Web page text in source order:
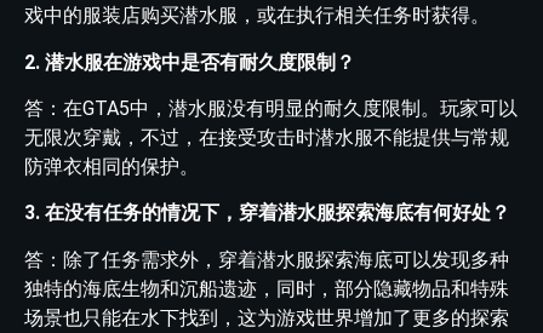
戏中的服装店购买潜水服，或在执行相关任务时获得。
2. 潜水服在游戏中是否有耐久度限制？
答：在GTA5中，潜水服没有明显的耐久度限制。玩家可以
无限次穿戴，不过，在接受攻击时潜水服不能提供与常规
防弹衣相同的保护。
3. 在没有任务的情况下，穿着潜水服探索海底有何好处？
答：除了任务需求外，穿着潜水服探索海底可以发现多种
独特的海底生物和沉船遗迹，同时，部分隐藏物品和特殊
场景也只能在水下找到，这为游戏世界增加了更多的探索